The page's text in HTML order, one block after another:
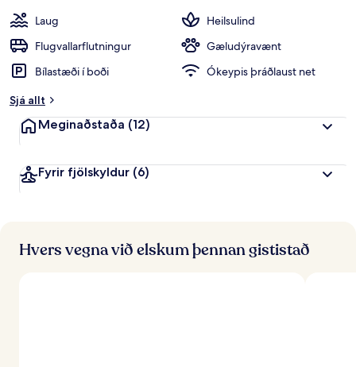
Laug
Heilsulind
Flugvallarflutningur
Gæludýravænt
Bílastæði í boði
Ókeypis þráðlaust net
Sjá allt
Meginaðstaða (12)
Fyrir fjölskyldur (6)
Hvers vegna við elskum þennan gististað